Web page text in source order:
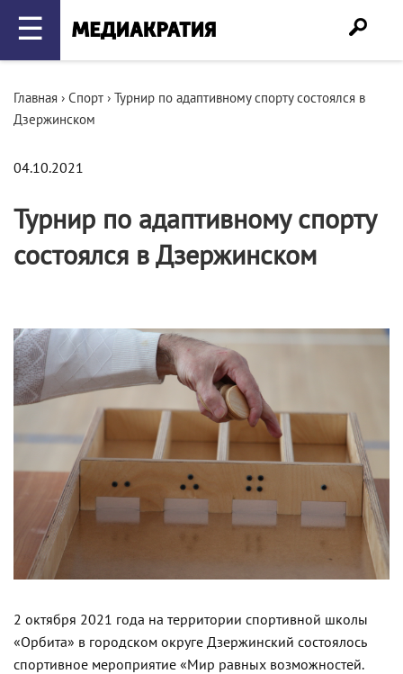
☰
Главная › Спорт › Турнир по адаптивному спорту состоялся в
Дзержинском
04.10.2021
Турнир по адаптивному спорту
состоялся в Дзержинском
2 октября 2021 года на территории спортивной школы
«Орбита» в городском округе Дзержинский состоялось
спортивное мероприятие «Мир равных возможностей.